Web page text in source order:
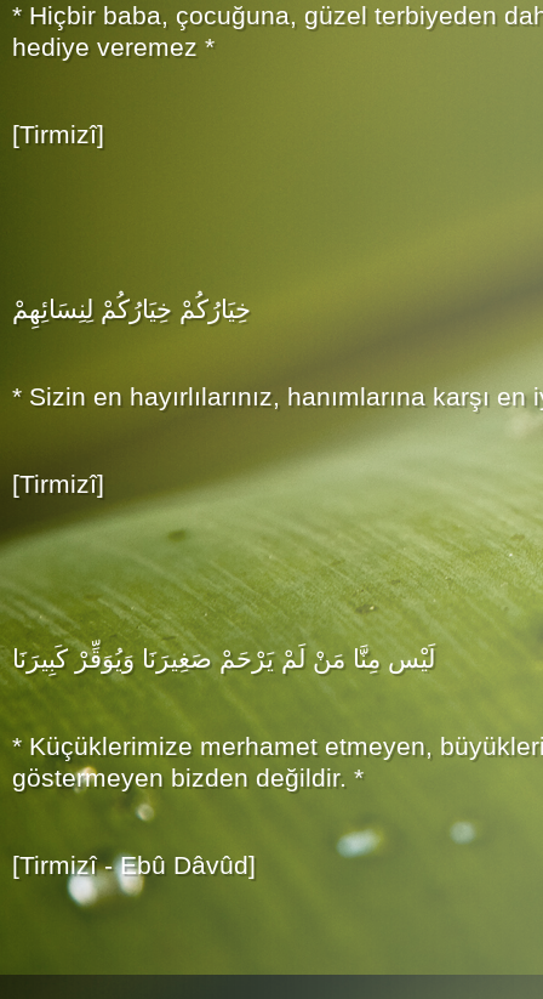
* Hiçbir baba, çocuğuna, güzel terbiyeden
hediye veremez *
[Tirmizî]
خِيَارُكُمْ خِيَارُكُمْ لِنِسَائِهِمْ
* Sizin en hayırlılarınız, hanımlarına karşı en
[Tirmizî]
لَيْس مِنَّا مَنْ لَمْ يَرْحَمْ صَغِيرَنَا وَيُوَقِّرْ كَبِيرَنَا
* Küçüklerimize merhamet etmeyen,
göstermeyen bizden değildir. *
[Tirmizî - Ebû Dâvûd]